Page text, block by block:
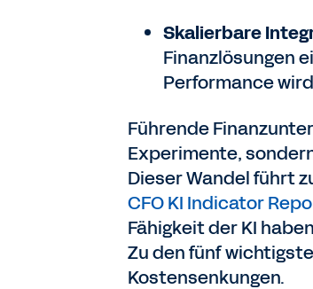
Skalierbare
Finanzlösungen
Performance
Führende
Experimente,
Dieser Wandel führt
CFO KI Indicator
Fähigkeit der KI
Zu den fünf
Kostensenkungen.